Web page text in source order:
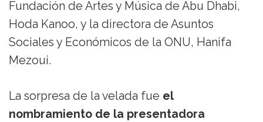
Fundación de Artes y Música de Abu Dhabi,
Hoda Kanoo, y la directora de Asuntos
Sociales y Económicos de la ONU, Hanifa
Mezoui.
La sorpresa de la velada fue el
nombramiento de la presentadora